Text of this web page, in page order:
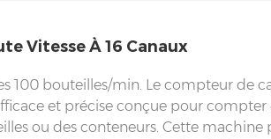
Vitesse À 16 Canaux
100 bouteilles/min. Le compteur de
et précise conçue pour
ou des conteneurs. Cette machine